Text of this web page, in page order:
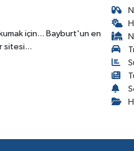
için... Bayburt'un en
sitesi...